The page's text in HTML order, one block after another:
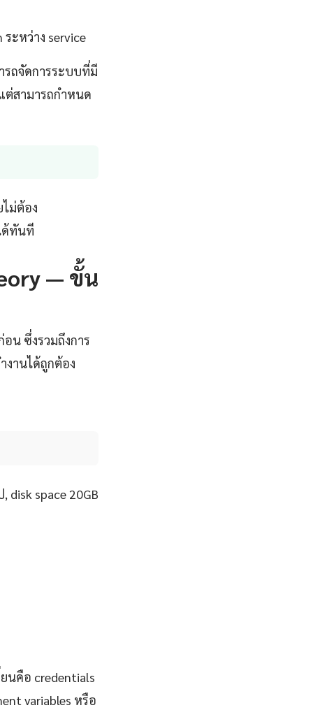
ะหว่าง service
รถจัดการระบบที่มี
ต่สามารถกำหนด
ม่ต้อง
ด้ทันที
— ขั้น
น ซึ่งรวมถึงการ
งานได้ถูกต้อง
disk space 20GB
นคือ credentials
variables หรือ